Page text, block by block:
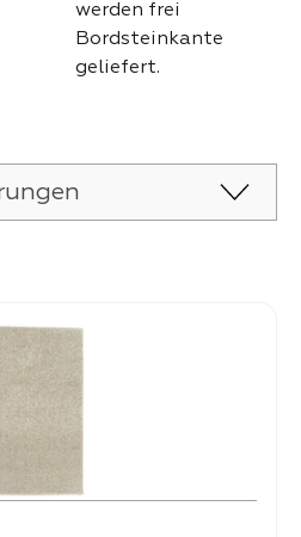
werden frei
Bordsteinkante
geliefert.